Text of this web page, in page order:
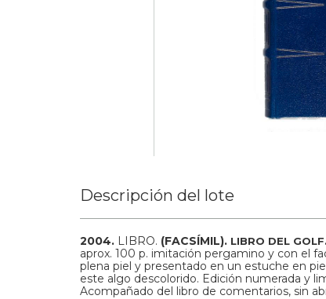
Descripción del lote
2004. LIBRO. (FACSÍMIL). LIBRO DEL GOLF.
aprox. 100 p. imitación pergamino y con el
plena piel y presentado en un estuche en
este algo descolorido. Edición numerada y
Acompañado del libro de comentarios, sin